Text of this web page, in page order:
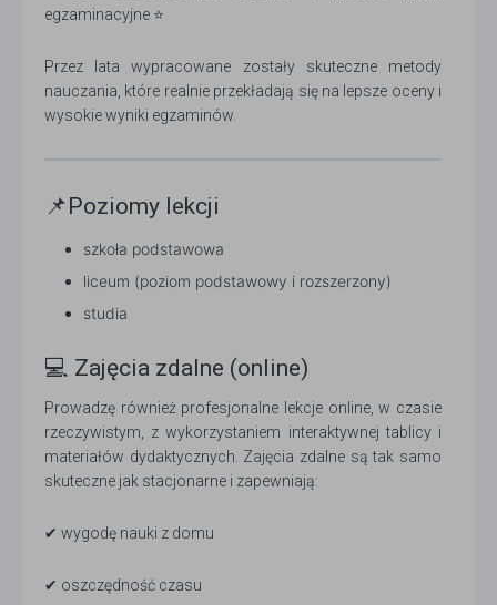
egzaminacyjne ⭐
Przez lata wypracowane zostały skuteczne metody
nauczania, które realnie przekładają się na lepsze oceny i
wysokie wyniki egzaminów.
📌Poziomy lekcji
szkoła podstawowa
liceum (poziom podstawowy i rozszerzony)
studia
💻 Zajęcia zdalne (online)
Prowadzę również profesjonalne lekcje online, w czasie
rzeczywistym, z wykorzystaniem interaktywnej tablicy i
materiałów dydaktycznych. Zajęcia zdalne są tak samo
skuteczne jak stacjonarne i zapewniają:
✔ wygodę nauki z domu
✔ oszczędność czasu